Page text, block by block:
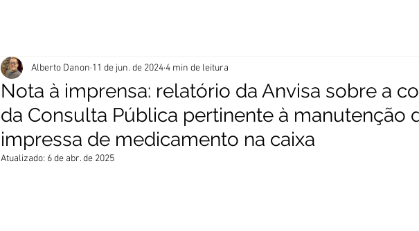
Nota à imprensa: relatório da Anvisa sobre a
da Consulta Pública pertinente à manutenção
impressa de medicamento na caixa
Alberto Danon 11 de jun. de 20244 min de leitura
Atualizado: 6 de abr. de 2025